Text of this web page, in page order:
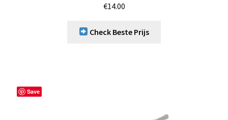
€14.00
Check Beste Prijs
Save